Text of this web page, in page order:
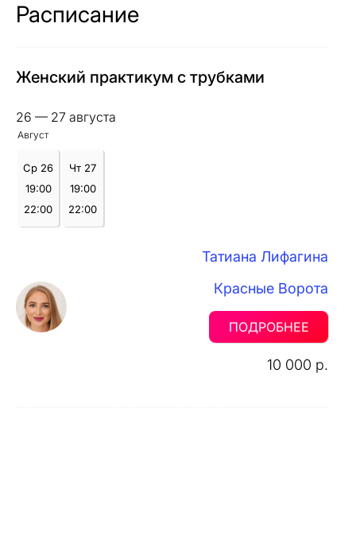
Расписание
Женский практикум с трубками
26 — 27 августа
Август
Ср 26
19:00
22:00
Чт 27
19:00
22:00
Татиана Лифагина
Красные Ворота
ПОДРОБНЕЕ
10 000 р.